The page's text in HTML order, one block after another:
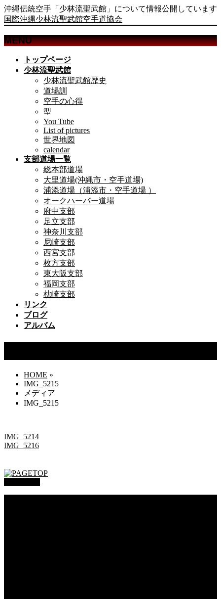
沖縄伝統空手「少林流聖武館」について情報公開しています
国際沖縄少林流聖武館空手道協会
MENU
トップページ
少林流聖武館
少林流聖武館歴史
道場訓
空手の心得
型
You Tube
List of pictures
世界地図
calendar
支部道場一覧
総本部道場
大里道場(沖縄市・空手道場)
浦添道場（浦添市・空手道場 ）
オークハーバー道場
府中支部
足立支部
神奈川支部
尼崎支部
西宮支部
枚方支部
東大阪支部
福岡支部
枕崎支部
リンク
ブログ
アルバム
HOME »
IMG_5215
メディア
IMG_5215
IMG_5214
IMG_5216